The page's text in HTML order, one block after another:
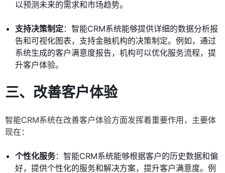
以预测未来的需求和市场趋势。
支持决策制定：智能CRM系统能够提供详细的数据分析报
告和可视化图表，支持金融机构的决策制定。例如，通过
系统生成的客户满意度报告，机构可以优化服务流程，提
升客户体验。
三、改善客户体验
智能CRM系统在改善客户体验方面发挥着重要作用，主要体
现在：
个性化服务：智能CRM系统能够根据客户的历史数据和偏
好，提供个性化的服务和解决方案，提升客户满意度。例